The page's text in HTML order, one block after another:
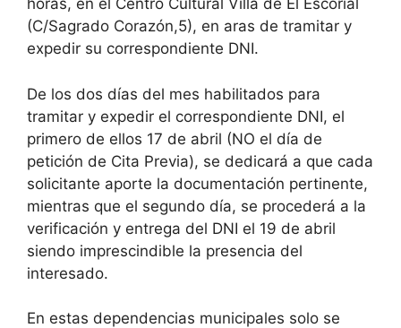
horas, en el Centro Cultural Villa de El Escorial
(C/Sagrado Corazón,5), en aras de tramitar y
expedir su correspondiente DNI.
De los dos días del mes habilitados para
tramitar y expedir el correspondiente DNI, el
primero de ellos 17 de abril (NO el día de
petición de Cita Previa), se dedicará a que cada
solicitante aporte la documentación pertinente,
mientras que el segundo día, se procederá a la
verificación y entrega del DNI el 19 de abril
siendo imprescindible la presencia del
interesado.
En estas dependencias municipales solo se